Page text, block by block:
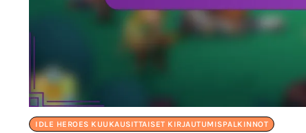
IDLE HEROES KUUKAUSITTAISET KIRJAUTUMISPALKINNOT